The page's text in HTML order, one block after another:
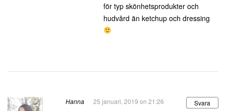
för typ skönhetsprodukter och
hudvård än ketchup och dressing
Hanna 25 januari, 2019 on 21:26 Svara